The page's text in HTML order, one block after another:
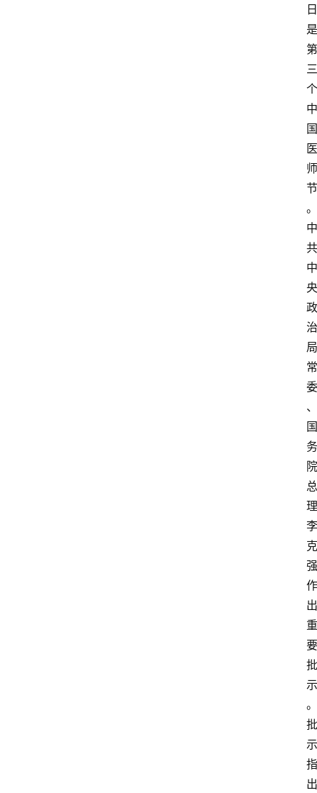
日
是
第
三
个
中
国
医
师
节
。
中
共
中
央
政
治
局
常
委
、
国
务
院
总
理
李
克
强
作
出
重
要
批
示
。
批
示
指
出